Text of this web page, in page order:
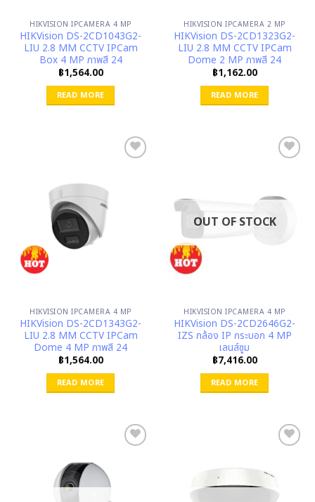
HIKVISION IPCAMERA 4 MP
HIKVision DS-2CD1043G2-
LIU 2.8 MM CCTV IPCam
Box 4 MP ภาพสี 24
฿1,564.00
READ MORE
HIKVISION IPCAMERA 2 MP
HIKVision DS-2CD1323G2-
LIU 2.8 MM CCTV IPCam
Dome 2 MP ภาพสี 24
฿1,162.00
READ MORE
HIKVISION IPCAMERA 4 MP
HIKVision DS-2CD1343G2-
LIU 2.8 MM CCTV IPCam
Dome 4 MP ภาพสี 24
฿1,564.00
READ MORE
OUT OF STOCK
HIKVISION IPCAMERA 4 MP
HIKVision DS-2CD2646G2-
IZS กล้อง IP กระบอก 4 MP
เลนส์ซูม
฿7,416.00
READ MORE